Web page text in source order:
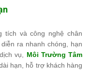
tích và công nghệ chân
ra nhanh chóng, hạn
vụ, Môi Trường Tâm
hạn, hỗ trợ khách hàng